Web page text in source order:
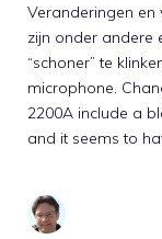
Veranderingen en
zijn onder andere
“schoner” te
microphone.
2200A include a
and it seems to